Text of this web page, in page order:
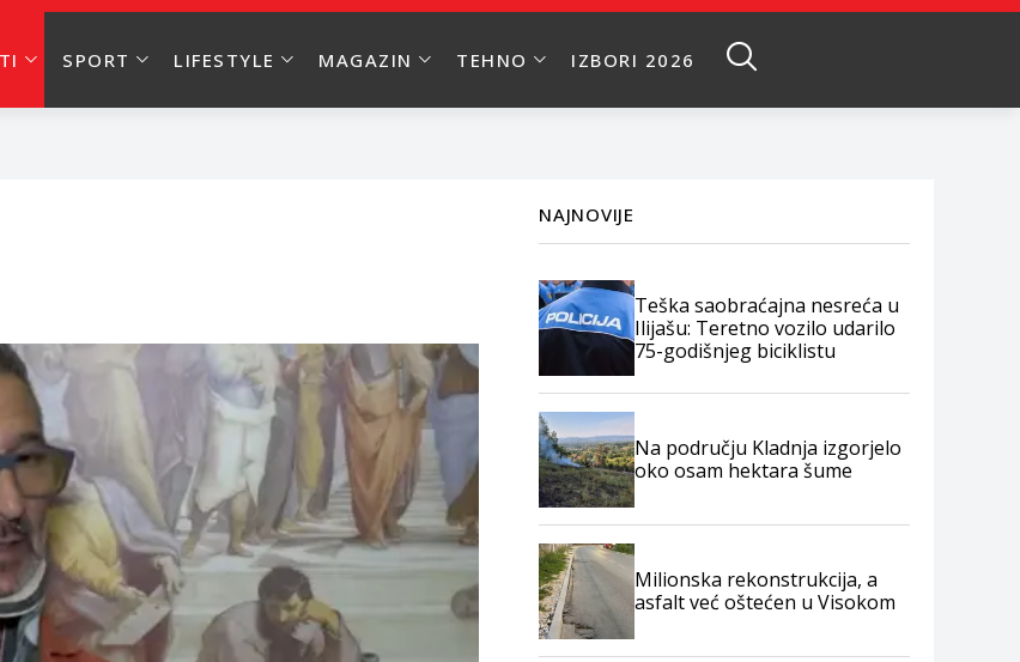
SPORT LIFESTYLE MAGAZIN TEHNO IZBORI 2026
NAJNOVIJE
Teška saobraćajna nesreća u
Ilijašu: Teretno vozilo udarilo
75-godišnjeg biciklistu
Na području Kladnja izgorjelo
oko osam hektara šume
Milionska rekonstrukcija, a
asfalt već oštećen u Visokom